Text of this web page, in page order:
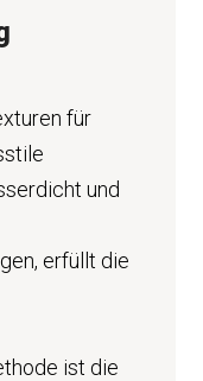
für
und
erfüllt die
ist die